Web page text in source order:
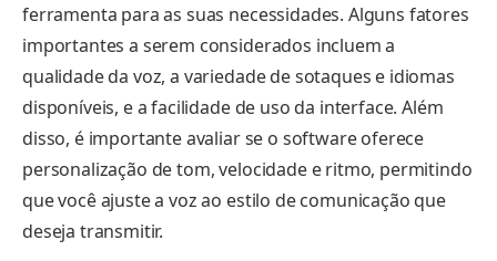
ferramenta para as suas necessidades. Alguns fatores
importantes a serem considerados incluem a
qualidade da voz, a variedade de sotaques e idiomas
disponíveis, e a facilidade de uso da interface. Além
disso, é importante avaliar se o software oferece
personalização de tom, velocidade e ritmo, permitindo
que você ajuste a voz ao estilo de comunicação que
deseja transmitir.